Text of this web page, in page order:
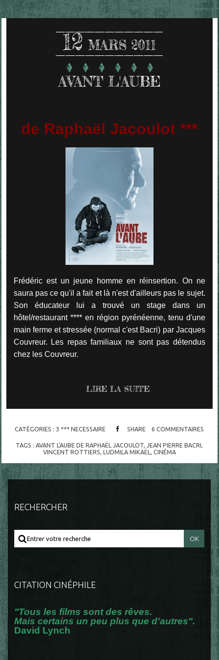
12 MARS 2011
AVANT L'AUBE
de Raphaël Jacoulot ***
Frédéric est un jeune homme en réinsertion. On ne
saura pas ce qu'il a fait et là n'est d'ailleurs pas le sujet.
Son éducateur lui a trouvé un stage dans un
hôtel/restaurant **** en région pyrénéenne, tenu d'une
main ferme et stressée (normal c'est Bacri) par Jacques
Couvreur. Les repas familiaux ne sont pas détendus
chez les Couvreur.
LIRE LA SUITE
CATÉGORIES : 3 *** NECESSAIRE SHARE 6 COMMENTAIRES
TAGS : AVANT L'AUBE DE RAPHAËL JACOULOT JEAN PIERRE BACRI
VINCENT ROTTIERS LUDMILA MIKAËL CINÉMA
RECHERCHER
CITATION CINÉPHILE
"Tous les films sont des rêves.
Mais certains un peu plus que d'autres".
David Lynch